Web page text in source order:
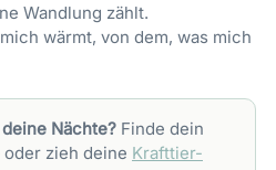
Wandlung zählt.
wärmt, von dem, was mich
Nächte? Finde dein
oder zieh deine Krafttier-